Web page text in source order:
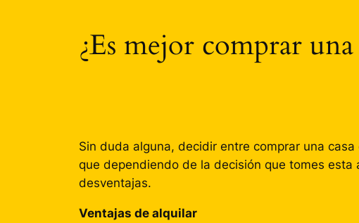
¿Es mejor comprar una
Sin duda alguna, decidir entre comprar una
que dependiendo de la decisión que tomes
desventajas.
Ventajas de alquilar